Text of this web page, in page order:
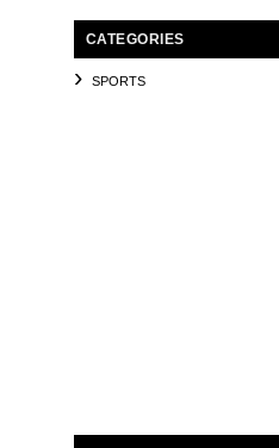
CATEGORIES
SPORTS